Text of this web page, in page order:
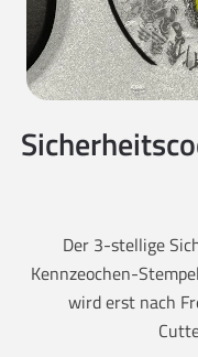
Der 3-stellige
Kennzeochen-
wird erst nach